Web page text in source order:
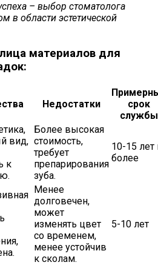
– выбор стоматолога
в области эстетической
материалов для
Недостатки
срок
службы
вид,
к
Более высокая
стоимость,
требует
препарирования
зуба.
10-15 лет
более
Менее
долговечен,
может
изменять цвет
со временем,
менее устойчив
к сколам.
5-10 лет